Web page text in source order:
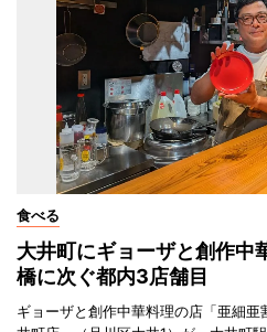
食べる
大井町にギョーザと創作
橋に次ぐ都内3店舗目
ギョーザと創作中華料理の店「亜細